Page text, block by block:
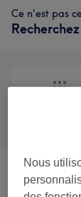
Ce n'est pas
Massage
Nous